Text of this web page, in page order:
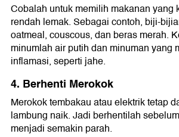
Cobalah untuk memilih makanan yang
rendah lemak. Sebagai contoh, biji-
oatmeal, couscous, dan beras merah.
minumlah air putih dan minuman yang
inflamasi, seperti jahe.
4. Berhenti Merokok
Merokok tembakau atau elektrik tetap
lambung naik. Jadi berhentilah
menjadi semakin parah.